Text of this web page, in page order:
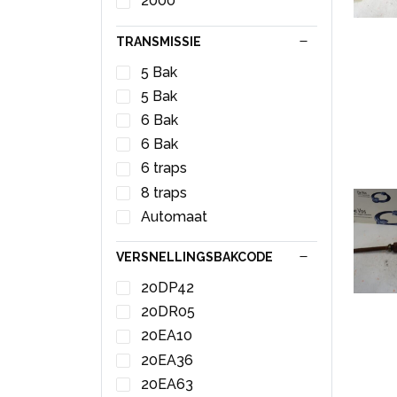
Deurslot Mechaniek
Deurslot Mechaniek
4Deurs rechts-achter
Display Interieur
Diversen
Draadloze oplader
Draagarm links-voor
Draagarm rechts-voor
Driehoeks Ruit links-achter
Druklager
Dynamo
Dynamosteun onder
Elektrisch Raam
Schakelaar
Expansievat
RHHRH02
YHZ
TRANSMISSIE
5 Bak
5 Bak
6 Bak
6 Bak
6 traps
8 traps
Automaat
VERSNELLINGSBAKCODE
20DP42
20DR05
20EA10
20EA36
20EA63